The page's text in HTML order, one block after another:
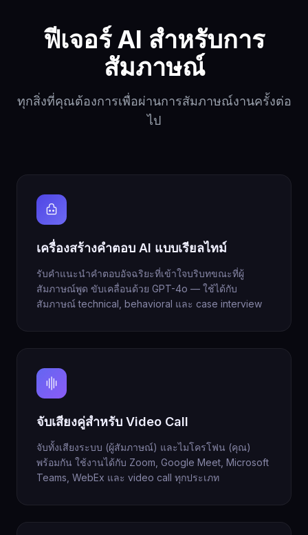
ฟีเจอร์ AI สำหรับการ
สัมภาษณ์
ทุกสิ่งที่คุณต้องการเพื่อผ่านการสัมภาษณ์งานครั้งต่อ
ไป
เครื่องสร้างคำตอบ AI แบบเรียลไทม์
รับคำแนะนำคำตอบอัจฉริยะที่เข้าใจบริบทขณะที่ผู้
สัมภาษณ์พูด ขับเคลื่อนด้วย GPT-4o — ใช้ได้กับ
สัมภาษณ์ technical, behavioral และ case interview
จับเสียงคู่สำหรับ Video Call
จับทั้งเสียงระบบ (ผู้สัมภาษณ์) และไมโครโฟน (คุณ)
พร้อมกัน ใช้งานได้กับ Zoom, Google Meet, Microsoft
Teams, WebEx และ video call ทุกประเภท